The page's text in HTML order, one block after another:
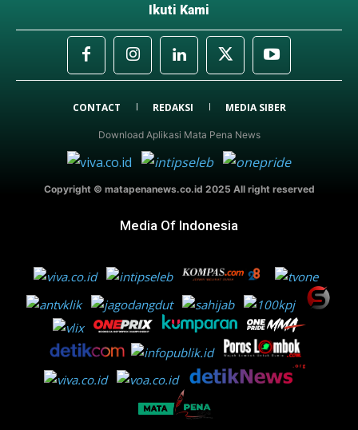
Ikuti Kami
CONTACT REDAKSI MEDIA SIBER
Download Aplikasi Mata Pena News
Copyright © matapenanews.co.id 2025 All right reserved
Media Of Indonesia